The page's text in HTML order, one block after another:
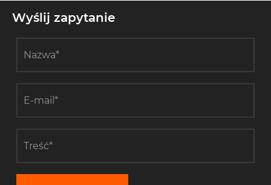
Wyślij zapytanie